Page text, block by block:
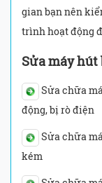
gian bạn nên
trình hoạt động
Sửa máy
Sửa chữa
động, bị rò điện
Sửa chữa
kém